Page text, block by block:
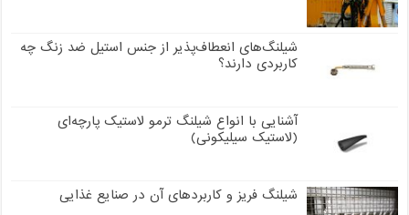
شیلنگ‌های انعطاف‌پذیر از جنس استیل ضد زنگ چه
کاربردی دارند؟
آشنایی با انواع شیلنگ ترمو لاستیک پارچه‌ای
(لاستیک سیلیکونی)
شیلنگ فریز و کاربردهای آن در صنایع غذایی